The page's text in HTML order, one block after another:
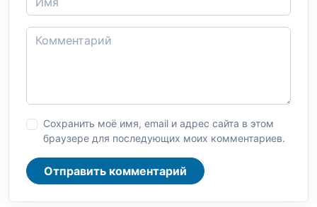
Сохранить моё имя, email и адрес сайта в этом
браузере для последующих моих комментариев.
Отправить комментарий